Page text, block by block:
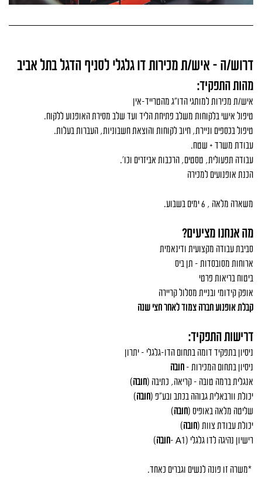
דרוש/ה - איש/ת מכירות דו גלגלי לסניף הדגל בתל אביב
מהות התפקיד:
איש/ת מכירות למותגי הדו"ג מהטרייד-אין
טיפול אישי בלקוחות משלב פתיחת הליד ועד שלב מסירת האופנוע ללקוח.
טיפול בכספים וניירת, חיוב לקוחות והוצאת חשבוניות, העברות בעלות.
עבודת משרד + שטח.
עבודה תפעולית, טסטים, הרכבות אביזרים וכו'.
הכנת אופנועים למכירה
משארה מלאה , 6 ימים בשבוע.
מה אנחנו מציעים?
סביבת עבודה מקצועית ודינאמית
ארוחות מסובסדות - תן ביס
ביטוח בריאות פרטי
אופק קידומי ובניית מסלול קריירה
קבלת אופנוע חברה צמוד לאחר חצי שנה ​
דרישות התפקיד:
ניסיון בתפקיד דומה בתחום הדו-גלגלי - יתרון
ניסיון בתחום המכירות - חובה
אנגלית ברמה טובה – קריאה, כתיבה (חובה)
יכולת וורבאלית גבוהה בכתב ובע"פ (חובה)
שליטה מלאה באופיס (חובה)
יכולת עבודת צוות (חובה)
רישיון נהיגה לדו גלגלי – A1)חובה)
*משרה זו פונה לנשים וגברים כאחד.